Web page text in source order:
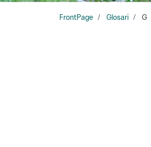
FrontPage Glosari G